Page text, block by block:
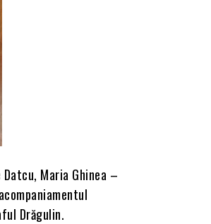
Maria Ghinea –
Drăgulin.